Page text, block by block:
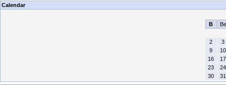
Calendar
B Be
2
3
9
10
16
17
23
24
30
31